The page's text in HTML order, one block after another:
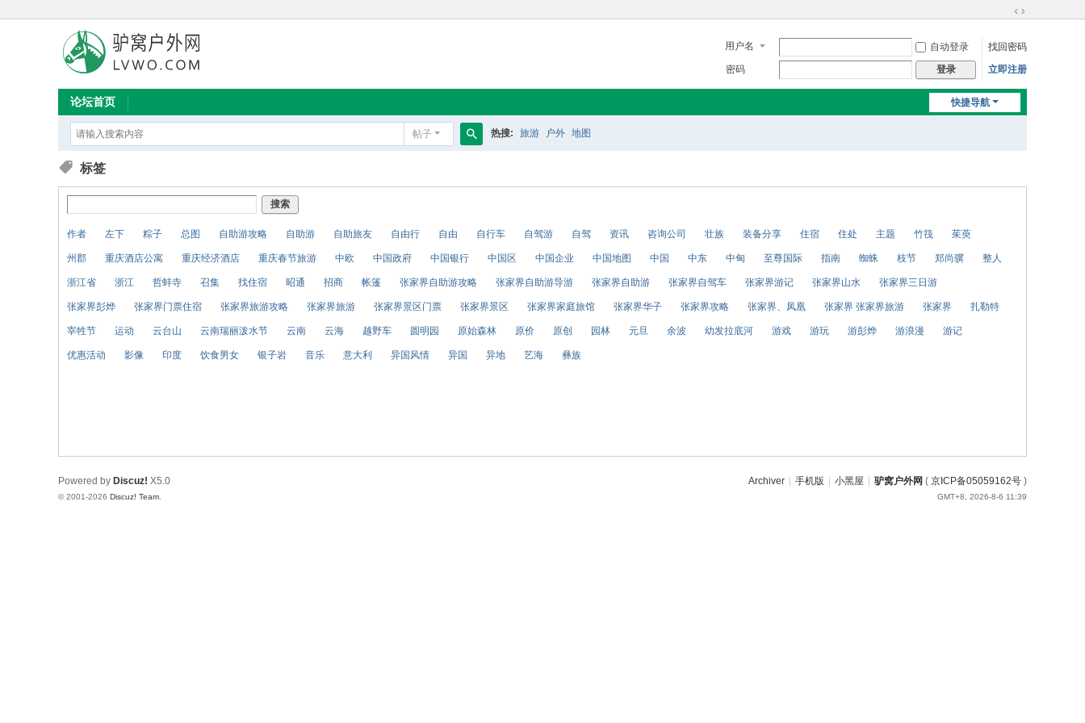
换
到
宽
用户名 自动登录
找回密码
密码
登录 立即注册
快捷导航
论坛首页
帖子 热搜: 旅游 户外 地图
标签
搜索
作者 左下 粽子 总图 自助游攻略 自助游 自助旅友 自由行 自由 自行车 自驾游 自驾 资讯 咨询公司 壮族 装备分享 住宿 住处 主题 竹筏 茱萸
州郡 重庆酒店公寓 重庆经济酒店 重庆春节旅游 中欧 中国政府 中国银行 中国区 中国企业 中国地图 中国 中东 中甸 至尊国际 指南 蜘蛛 枝节 郑尚骥 整人
浙江省 浙江 哲蚌寺 召集 找住宿 昭通 招商 帐篷 张家界自助游攻略 张家界自助游导游 张家界自助游 张家界自驾车 张家界游记 张家界山水 张家界三日游
张家界彭烨 张家界门票住宿 张家界旅游攻略 张家界旅游 张家界景区门票 张家界景区 张家界家庭旅馆 张家界华子 张家界攻略 张家界、凤凰 张家界 张家界旅游 张家界 扎勒特
宰牲节 运动 云台山 云南瑞丽泼水节 云南 云海 越野车 圆明园 原始森林 原价 原创 园林 元旦 余波 幼发拉底河 游戏 游玩 游彭烨 游浪漫 游记
优惠活动 影像 印度 饮食男女 银子岩 音乐 意大利 异国风情 异国 异地 艺海 彝族
Archiver 手机版 小黑屋 驴窝户外网 ( 京ICP备05059162号 )
GMT+8, 2026-8-6 11:39
Powered by Discuz! X5.0
© 2001-2026 Discuz! Team